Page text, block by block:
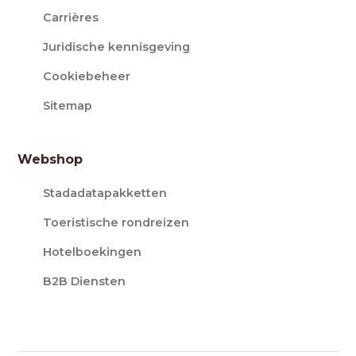
Carrières
Juridische kennisgeving
Cookiebeheer
Sitemap
Webshop
Stadadatapakketten
Toeristische rondreizen
Hotelboekingen
B2B Diensten